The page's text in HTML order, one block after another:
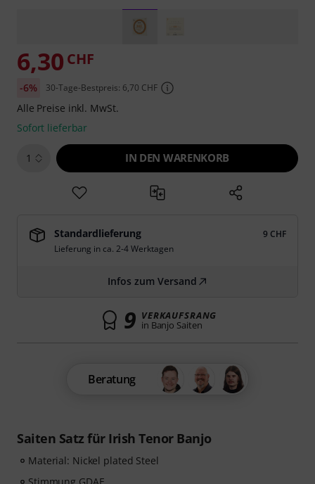
Saiten Satz für Irish Tenor Banjo
Material: Nickel plated Steel
6,30 CHF
-6% 30-Tage-Bestpreis: 6,70 CHF
Alle Preise inkl. MwSt.
Sofort lieferbar
1 IN DEN WARENKORB
Standardlieferung
9 CHF
Lieferung in ca. 2-4 Werktagen
Infos zum Versand
9 VERKAUFSRANG
in Banjo Saiten
Beratung